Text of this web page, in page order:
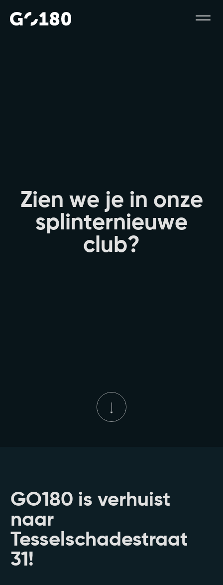
Zien we je in onze
splinternieuwe
club?
GO180 is verhuist
naar
Tesselschadestraat
31!